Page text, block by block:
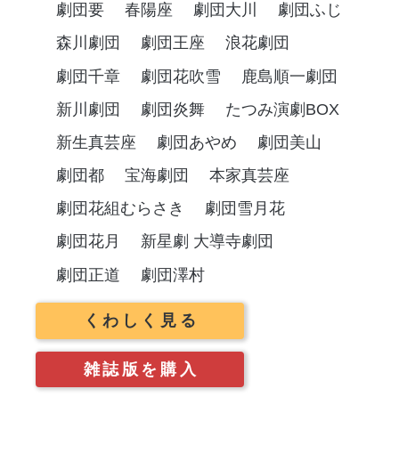
劇団要
春陽座 劇団大川
劇団ふじ
森川劇団
劇団王座
浪花劇団
劇団千章
劇団花吹雪
鹿島順一劇団
新川劇団
劇団炎舞
たつみ演劇BOX
新生真芸座
劇団あやめ
劇団美山
劇団都
宝海劇団
本家真芸座
劇団花組むらさき
劇団雪月花
劇団花月
新星劇 大導寺劇団
劇団正道
劇団澤村
くわしく見る
雑誌版を購入